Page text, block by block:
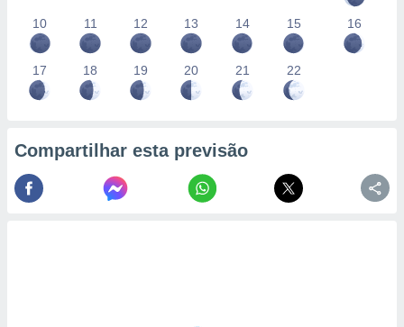
10 11 12 13 14 15 16
17 18 19 20 21 22
Compartilhar esta previsão